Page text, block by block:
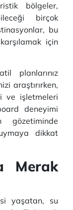
bölgeler,
birçok
bu
için
planlarınız
araştırırken,
ve işletmeleri
deneyimi
gözetiminde
dikkat
Merak
yaşatan, su